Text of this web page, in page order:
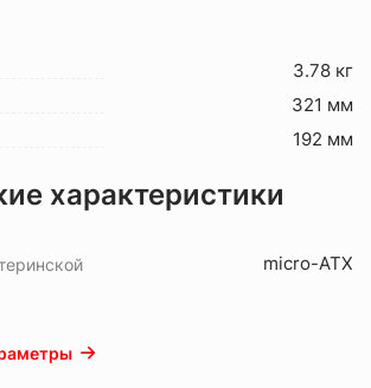
3.78 кг
321 мм
192 мм
характеристики
micro-ATX